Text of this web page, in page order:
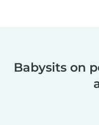
Babysits on